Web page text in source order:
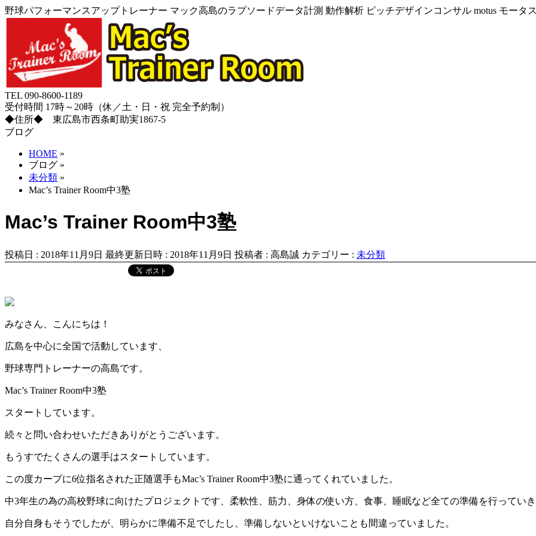
野球パフォーマンスアップトレーナー マック高島のラプソードデータ計測 動作解析 ピッチデザインコンサル motus モー
TEL 090-8600-1189
受付時間 17時～20時（休／土・日・祝 完全予約制）
◆住所◆ 東広島市西条町助実1867-5
ブログ
HOME »
ブログ »
未分類 »
Mac’s Trainer Room中3塾
Mac’s Trainer Room中3塾
投稿日 : 2018年11月9日 最終更新日時 : 2018年11月9日 投稿者 : 高島誠 カテゴリー : 未分類
みなさん、こんにちは！
広島を中心に全国で活動しています、
野球専門トレーナーの高島です。
Mac’s Trainer Room中3塾
スタートしています。
続々と問い合わせいただきありがとうございます。
もうすでたくさんの選手はスタートしています。
この度カープに6位指名された正随選手もMac’s Trainer Room中3塾に通ってくれていました。
中3年生の為の高校野球に向けたプロジェクトです、柔軟性、筋力、身体の使い方、食事、睡眠など全ての準備を行っていき
自分自身もそうでしたが、明らかに準備不足でしたし、準備しないといけないことも間違っていました。